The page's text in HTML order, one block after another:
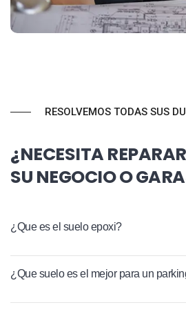
RESOLVEMOS TODAS SUS
¿NECESITA
SU NEGOCIO O
¿Que es el suelo epoxi?
¿Que suelo es el mejor para un